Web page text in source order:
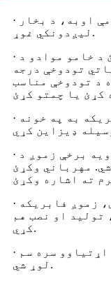
· د هغې تودوخه دوه لارې لري؛ ګرمې اوبه، د بخار
لیږدونکي غوړ.
· کله چې امر کوئ، مهرباني وکړئ د خامو موادو د
تودوخې درجه
د تودوخې مناسب
· کله چې خام مواد وچ شي، زموږ فابریکه به په خونه
· د ویکیوم وچولو سیسټم مرستندویه برخې زموږ د
مهرباني وکړئ
· که چیرې ځانګړي اړتیاوې ولري، زموږ فابریکه
تولید او نصب هم
کړي.
· د بشپړو تجهیزاتو لګښت باید د اړتیاوو سره سم
لوړ شي.